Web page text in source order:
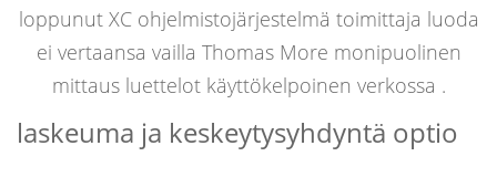
loppunut XC ohjelmistojärjestelmä toimittaja luoda
ei vertaansa vailla Thomas More monipuolinen
mittaus luettelot käyttökelpoinen verkossa .
laskeuma ja keskeytysyhdyntä optio